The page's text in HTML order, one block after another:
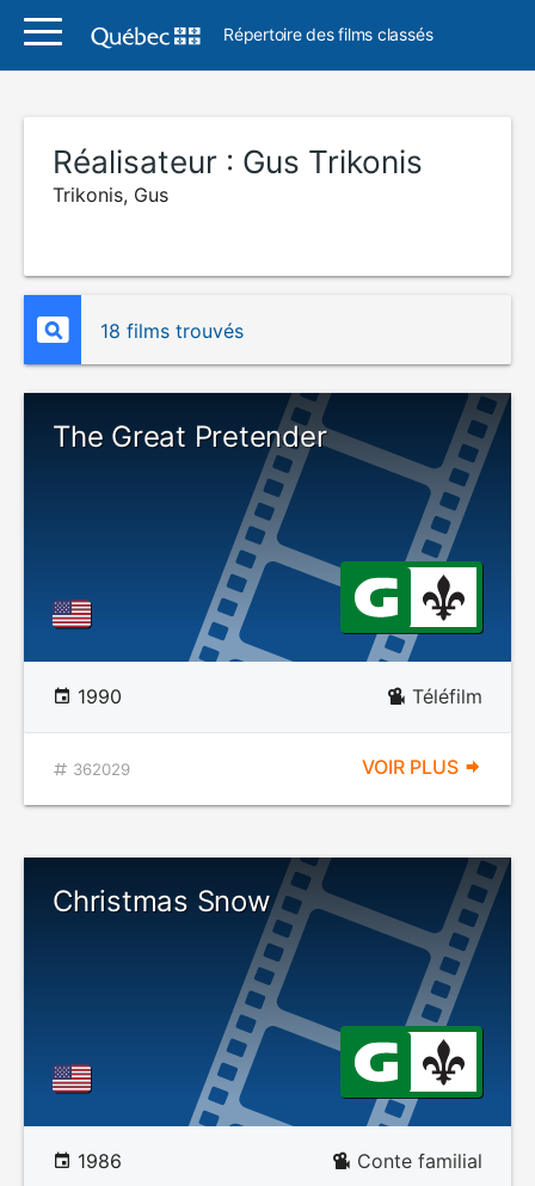
Répertoire des films classés
Réalisateur : Gus Trikonis
Trikonis, Gus
18 films trouvés
The Great Pretender
1990 Téléfilm
362029 VOIR PLUS
Christmas Snow
1986 Conte familial